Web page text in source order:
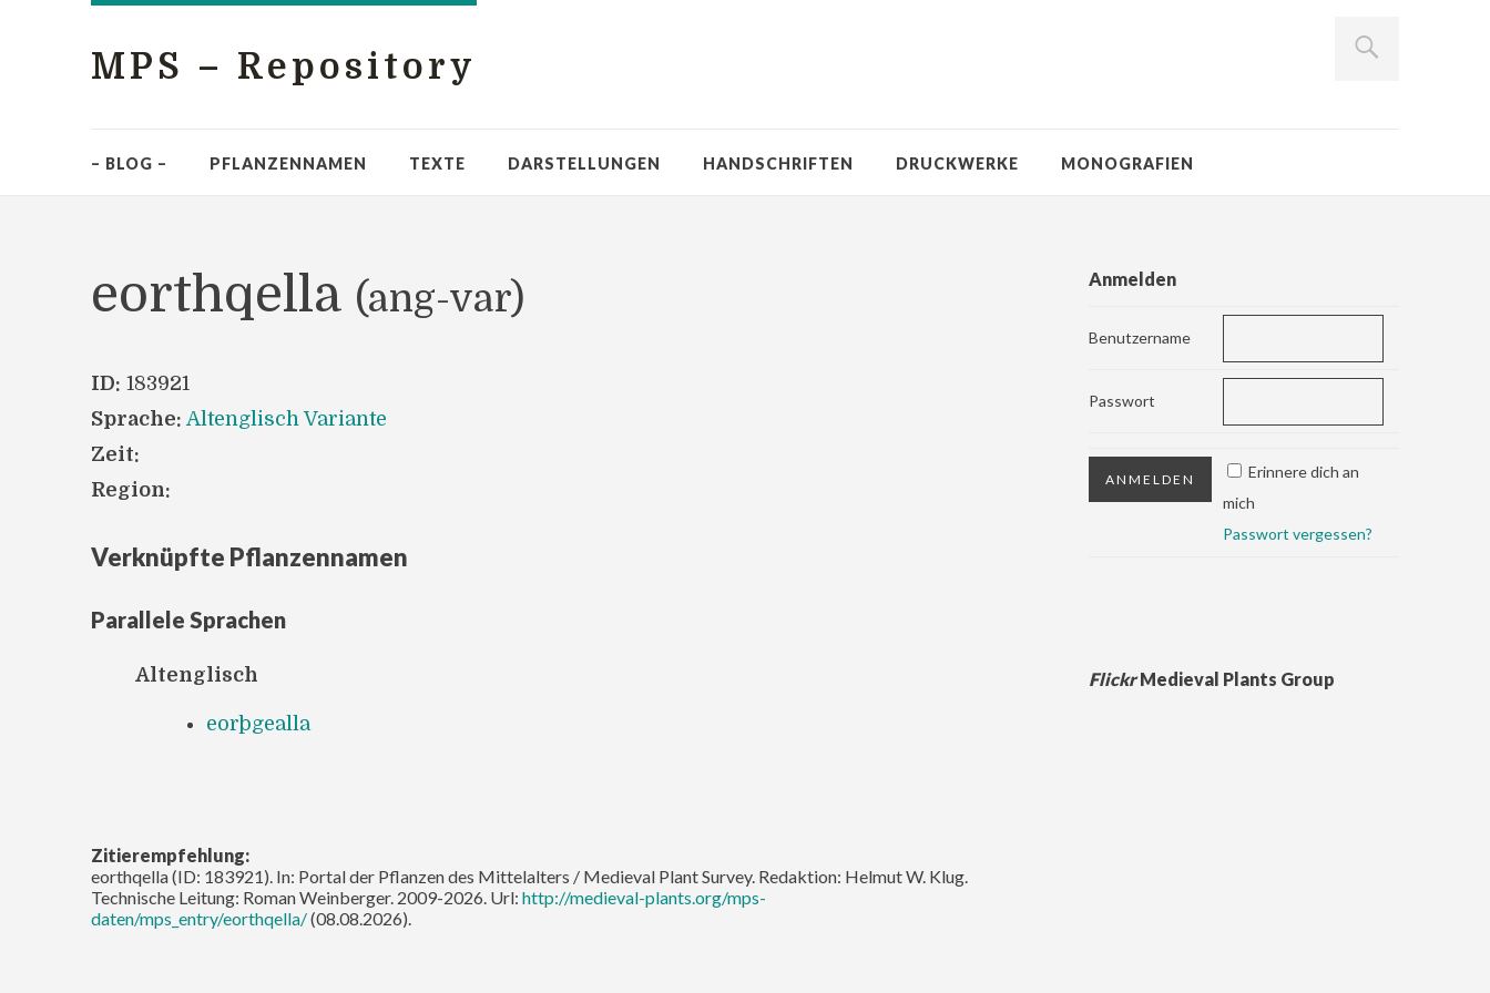
MPS – Repository
– BLOG – PFLANZENNAMEN TEXTE DARSTELLUNGEN HANDSCHRIFTEN DRUCKWERKE MONOGRAFIEN
eorthqella (ang-var)
ID: 183921
Sprache: Altenglisch Variante
Zeit:
Region:
Verknüpfte Pflanzennamen
Parallele Sprachen
Altenglisch
eorþgealla
Zitierempfehlung:
eorthqella (ID: 183921). In: Portal der Pflanzen des Mittelalters / Medieval Plant Survey. Redaktion: Helmut W. Klug.
Technische Leitung: Roman Weinberger. 2009-2026. Url: http://medieval-plants.org/mps-
daten/mps_entry/eorthqella/(08.08.2026).
Anmelden
Benutzername
Passwort
Erinnere dich an
mich
Passwort vergessen?
FlickrMedieval Plants Group